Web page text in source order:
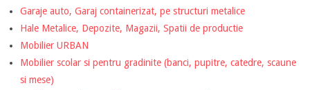
Garaje auto, Garaj containerizat, pe structuri metalice
Hale Metalice, Depozite, Magazii, Spatii de productie
Mobilier URBAN
Mobilier scolar si pentru gradinite (banci, pupitre, catedre, scaune
si mese)